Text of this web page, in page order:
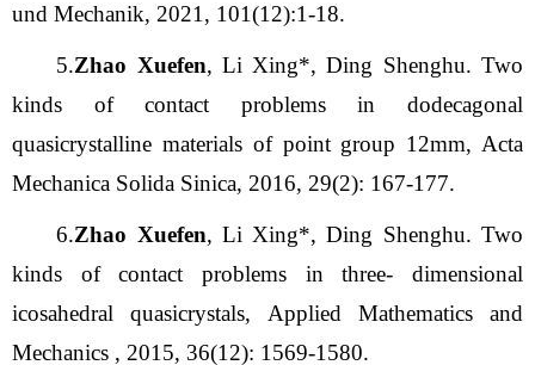
und Mechanik, 2021, 101(12):1-18.
5.Zhao Xuefen, Li Xing*, Ding Shenghu. Two
kinds of contact problems in dodecagonal
quasicrystalline materials of point group 12mm, Acta
Mechanica Solida Sinica, 2016, 29(2): 167-177.
6.Zhao Xuefen, Li Xing*, Ding Shenghu. Two
kinds of contact problems in three- dimensional
icosahedral quasicrystals, Applied Mathematics and
Mechanics , 2015, 36(12): 1569-1580.